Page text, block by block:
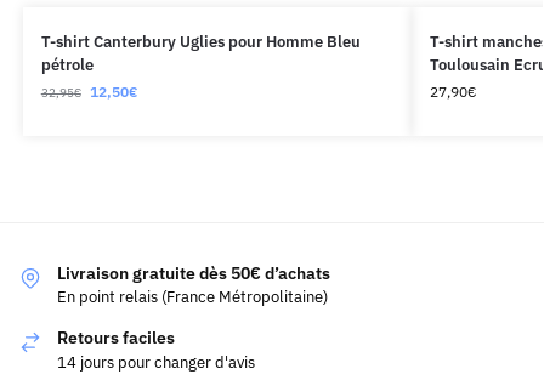
T-shirt Canterbury Uglies pour Homme Bleu
pétrole
32,95€ 12,50€
T-shirt
Toulousain
27,90€
Livraison gratuite dès 50€ d’achats
En point relais (France Métropolitaine)
Retours faciles
14 jours pour changer d'avis